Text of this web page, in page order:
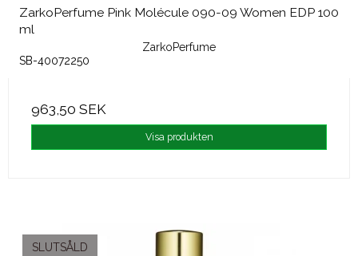
ZarkoPerfume Pink Molécule 090-09 Women EDP 100
ml
ZarkoPerfume
SB-40072250
963,50 SEK
Visa produkten
SLUTSÅLD